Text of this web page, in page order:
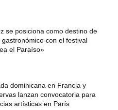
se posiciona como destino de
gastronómico con el festival
el Paraíso»
dominicana en Francia y
lanzan convocatoria para
artísticas en París